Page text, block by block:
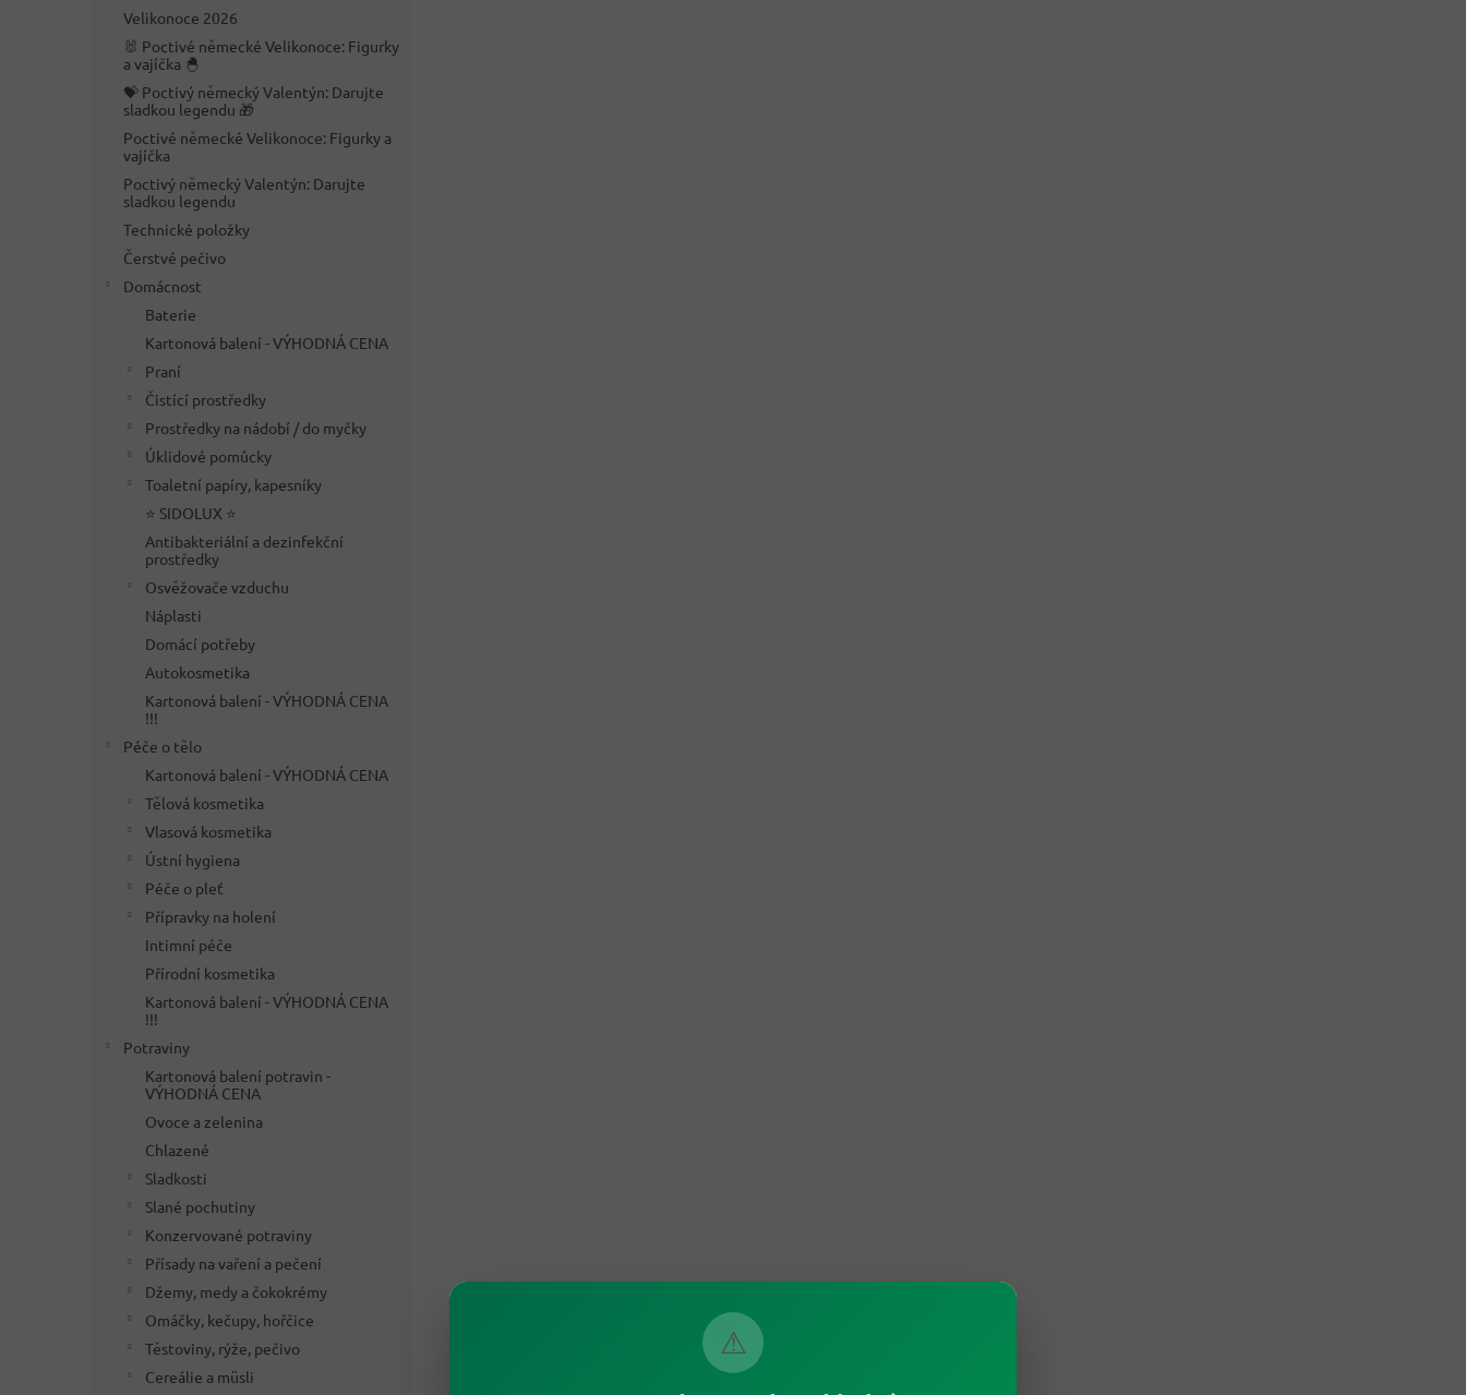
⚠
Velikonoce 2026
🐰 Poctivé německé Velikonoce: Figurky
a vajíčka 🐣
💝 Poctivý německý Valentýn: Darujte
sladkou legendu 🎁
Poctivé německé Velikonoce: Figurky a
vajíčka
Poctivý německý Valentýn: Darujte
sladkou legendu
Technické položky
Čerstvé pečivo
Domácnost
Baterie
Kartonová balení - VÝHODNÁ CENA
Praní
Čistící prostředky
Prostředky na nádobí / do myčky
Úklidové pomůcky
Toaletní papíry, kapesníky
⭐ SIDOLUX ⭐
Antibakteriální a dezinfekční
prostředky
Osvěžovače vzduchu
Náplasti
Domácí potřeby
Autokosmetika
Kartonová balení - VÝHODNÁ CENA
!!!
Péče o tělo
Kartonová balení - VÝHODNÁ CENA
Tělová kosmetika
Vlasová kosmetika
Ústní hygiena
Péče o pleť
Přípravky na holení
Intimní péče
Přírodní kosmetika
Kartonová balení - VÝHODNÁ CENA
!!!
Potraviny
Kartonová balení potravin -
VÝHODNÁ CENA
Ovoce a zelenina
Chlazené
Sladkosti
Slané pochutiny
Konzervované potraviny
Přísady na vaření a pečení
Džemy, medy a čokokrémy
Omáčky, kečupy, hořčice
Těstoviny, rýže, pečivo
Cereálie a müsli